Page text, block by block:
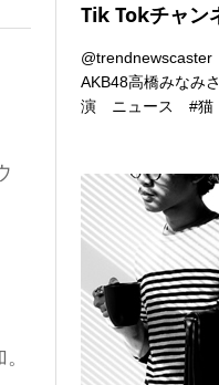
Tik Tokチャン
@trendnewscaster
AKB48高橋みなみ
演 ニュース#猫